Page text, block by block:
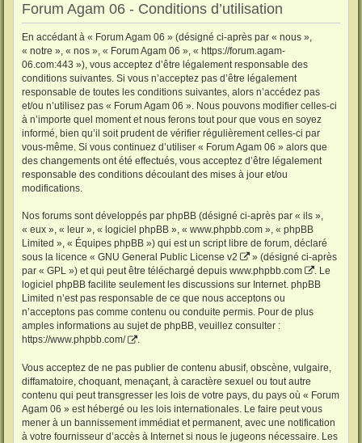
Forum Agam 06 - Conditions d’utilisation
En accédant à « Forum Agam 06 » (désigné ci-après par « nous »,
« notre », « nos », « Forum Agam 06 », « https://forum.agam-
06.com:443 »), vous acceptez d’être légalement responsable des
conditions suivantes. Si vous n’acceptez pas d’être légalement
responsable de toutes les conditions suivantes, alors n’accédez pas
et/ou n’utilisez pas « Forum Agam 06 ». Nous pouvons modifier celles-ci
à n’importe quel moment et nous ferons tout pour que vous en soyez
informé, bien qu’il soit prudent de vérifier régulièrement celles-ci par
vous-même. Si vous continuez d’utiliser « Forum Agam 06 » alors que
des changements ont été effectués, vous acceptez d’être légalement
responsable des conditions découlant des mises à jour et/ou
modifications.
Nos forums sont développés par phpBB (désigné ci-après par « ils »,
« eux », « leur », « logiciel phpBB », « www.phpbb.com », « phpBB
Limited », « Équipes phpBB ») qui est un script libre de forum, déclaré
sous la licence « GNU General Public License v2
» (désigné ci-après
par « GPL ») et qui peut être téléchargé depuis www.phpbb.com
. Le
logiciel phpBB facilite seulement les discussions sur Internet. phpBB
Limited n’est pas responsable de ce que nous acceptons ou
n’acceptons pas comme contenu ou conduite permis. Pour de plus
amples informations au sujet de phpBB, veuillez consulter :
https://www.phpbb.com/
.
Vous acceptez de ne pas publier de contenu abusif, obscène, vulgaire,
diffamatoire, choquant, menaçant, à caractère sexuel ou tout autre
contenu qui peut transgresser les lois de votre pays, du pays où « Forum
Agam 06 » est hébergé ou les lois internationales. Le faire peut vous
mener à un bannissement immédiat et permanent, avec une notification
à votre fournisseur d’accès à Internet si nous le jugeons nécessaire. Les